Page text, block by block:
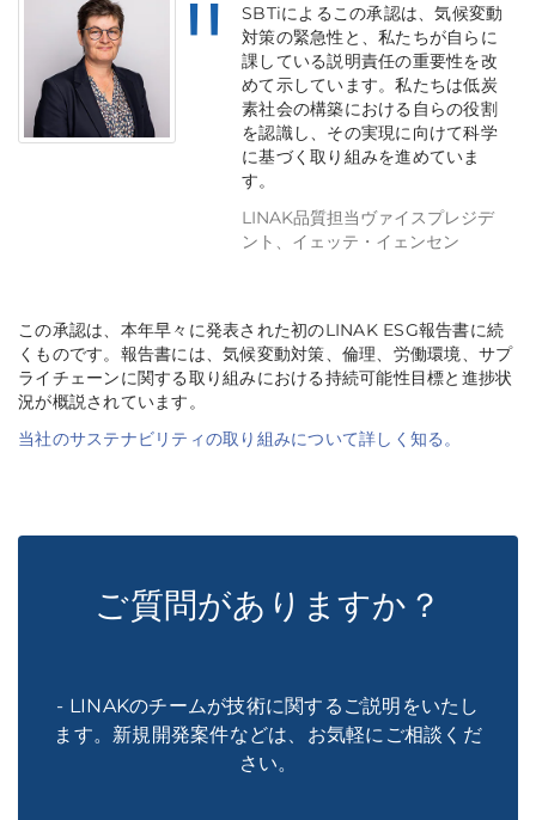
SBTiによるこの承認は、気候変動
対策の緊急性と、私たちが自らに
課している説明責任の重要性を改
めて示しています。私たちは低炭
素社会の構築における自らの役割
を認識し、その実現に向けて科学
に基づく取り組みを進めていま
す。
LINAK品質担当ヴァイスプレジデ
ント、イェッテ・イェンセン
この承認は、本年早々に発表された初のLINAK ESG報告書に続
くものです。報告書には、気候変動対策、倫理、労働環境、サプ
ライチェーンに関する取り組みにおける持続可能性目標と進捗状
況が概説されています。
当社のサステナビリティの取り組みについて詳しく知る。
ご質問がありますか？
- LINAKのチームが技術に関するご説明をいたし
ます。新規開発案件などは、お気軽にご相談くだ
さい。